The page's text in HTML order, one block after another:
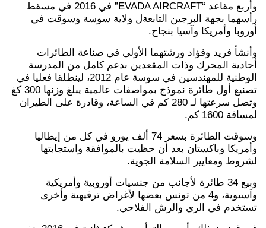
وأربع مقاعد “EVADA AIRCRAFT” في 2016 في مسقط
رأسهما بجهة البرجين التابعةل ولاية سوسة وسوقت في
أوروبا وأمريكا وآسيا بنجاح.
وأنشأ فريد وفؤاد ورشتهما الأولى في صناعة الطائرات
أحادية المحرك وذات المقعدين بدعم كامل من المدرسة
الوطنية للمهندسين في سوسة عام 2012، لينطلقا فعليا في
تصنيع أول طائرة نموذج بمواصفات عالمية يبلغ وزنها 300 كغ
وتصل سرعتها لـ 280 كم في الساعة، وقادرة على الطيران
لمسافة 1600 كم.
وسوقت الطائرة بسعر 74 ألف يورو في كل من إيطاليا
وأمريكا وباكستان بعد أن حظيت بالموافقة واستجابتها
لشروط ومعايير السلامة الجوية.
وبيع 34 طائرة لأجانب من جنسيات أوروبية وأمريكية
وآسيوية، و4 من تونس بعضها لأغراض ترفيهية وأخرى
تستخدم في الري والرش الفلاحي.